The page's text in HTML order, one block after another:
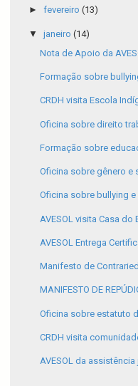
► fevereiro (13)
▼ janeiro (14)
Nota de Apoio da
Formação sobre
CRDH visita Escola
Oficina sobre direito
Formação sobre
Oficina sobre gênero e
Oficina sobre bullying
AVESOL visita Casa do
AVESOL Entrega
Manifesto de
MANIFESTO DE
Oficina sobre estatuto
CRDH visita
AVESOL da